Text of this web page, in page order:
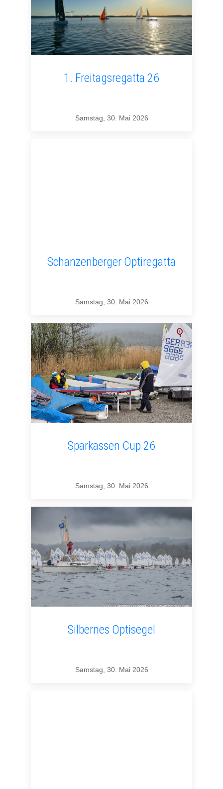
1. Freitagsregatta 26
Samstag, 30. Mai 2026
Schanzenberger Optiregatta
Samstag, 30. Mai 2026
Sparkassen Cup 26
Samstag, 30. Mai 2026
Silbernes Optisegel
Samstag, 30. Mai 2026